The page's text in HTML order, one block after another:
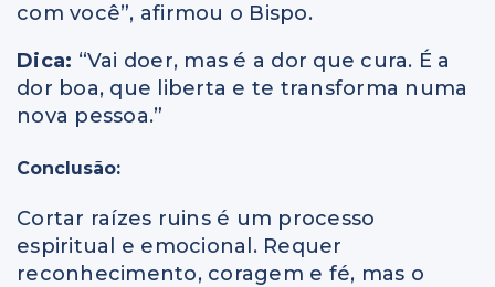
com você”, afirmou o Bispo.
Dica: “Vai doer, mas é a dor que cura. É a
dor boa, que liberta e te transforma numa
nova pessoa.”
Conclusão:
Cortar raízes ruins é um processo
espiritual e emocional. Requer
reconhecimento, coragem e fé, mas o